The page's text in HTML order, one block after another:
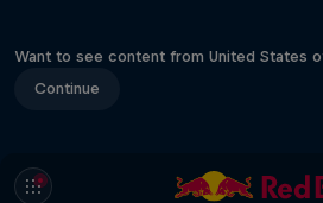
Want to see content from United States
Continue
Red Bull